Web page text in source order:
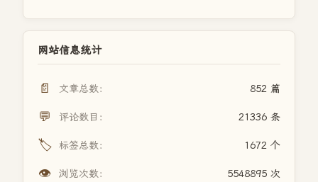
网站信息统计
📄 文章总数： 852 篇
💬 评论数目： 21336 条
🏷️ 标签总数： 1672 个
👁️ 浏览次数： 5548895 次